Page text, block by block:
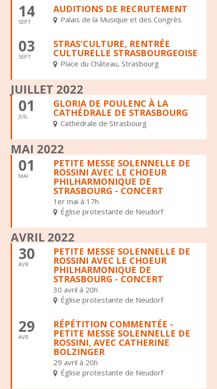
14
SEPT
AUDITIONS DE RECRUTEMENT
Palais de la Musique et des Congrès
03
SEPT
STRAS'CULTURE, RENTRÉE
CULTURELLE STRASBOURGEOISE
Place du Château, Strasbourg
JUILLET 2022
01
JUIL
GLORIA DE POULENC À LA
CATHÉDRALE DE STRASBOURG
Cathédrale de Strasbourg
MAI 2022
01
MAI
PETITE MESSE SOLENNELLE DE
ROSSINI AVEC LE CHOEUR
PHILHARMONIQUE DE
STRASBOURG - CONCERT
1er mai à 17h
Église protestante de Neudorf
AVRIL 2022
30
AVR
PETITE MESSE SOLENNELLE DE
ROSSINI AVEC LE CHOEUR
PHILHARMONIQUE DE
STRASBOURG - CONCERT
30 avril à 20h
Église protestante de Neudorf
29
AVR
RÉPÉTITION COMMENTÉE -
PETITE MESSE SOLENNELLE DE
ROSSINI, AVEC CATHERINE
BOLZINGER
29 avril à 20h
Église protestante de Neudorf